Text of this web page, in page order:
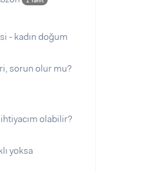
- kadın doğum
sorun olur mu?
olabilir?
yoksa